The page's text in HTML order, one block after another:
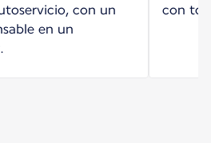
con un
en un
con